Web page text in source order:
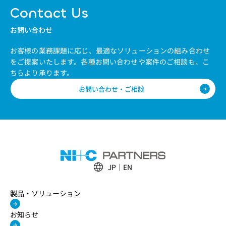
Contact Us
お問い合わせ
お客様の業務課題に応じ、最適なソリューションの組み合わせ
をご提案いたします。各種お問い合わせや案件のご相談も、こ
ちらより承ります。
お問い合わせ・ご相談
JP EN
製品・ソリューション
お知らせ